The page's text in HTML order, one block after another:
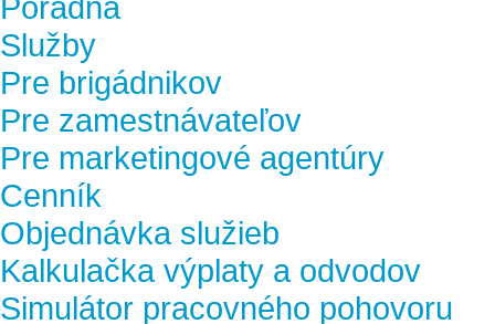
Služby
Pre brigádnikov
Pre zamestnávateľov
Pre marketingové agentúry
Cenník
Objednávka služieb
Kalkulačka výplaty a odvodov
Simulátor pracovného pohovoru